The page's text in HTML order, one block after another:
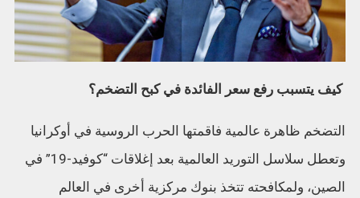
كيف يتسبب رفع سعر الفائدة في كبح التضخم؟
التضخم ظاهرة عالمية فاقمتها الحرب الروسية في أوكرانيا
وتعطل سلاسل التوريد العالمية بعد إغلاقات “كوفيد-19” في
الصين، ولمكافحته تتخذ بنوك مركزية أخرى في العالم